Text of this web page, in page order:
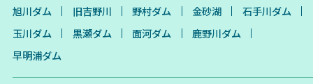
旭川ダム 旧吉野川 野村ダム 金砂湖
石手川ダム
玉川ダム
黒瀬ダム 面河ダム
鹿野川ダム
早明浦ダム